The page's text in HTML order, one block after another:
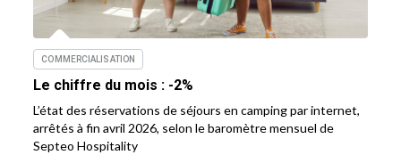
COMMERCIALISATION
Le chiffre du mois : -2%
L’état des réservations de séjours en camping par internet,
arrêtés à fin avril 2026, selon le baromètre mensuel de
Septeo Hospitality